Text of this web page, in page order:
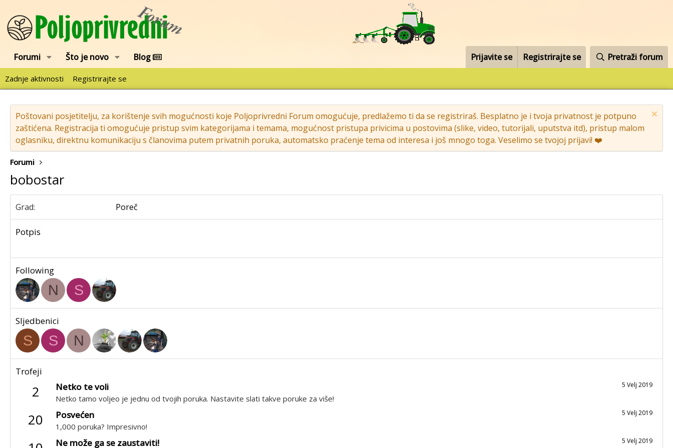
Forumi Što je novo Blog Prijavite se Registrirajte se Pretraži forum
Zadnje aktivnosti Registrirajte se
Poštovani posjetitelju, za korištenje svih mogućnosti koje Poljoprivredni Forum omogućuje, predlažemo ti da se registriraš. Besplatno je i tvoja privatnost je potpuno
zaštićena. Registracija ti omogućuje pristup svim kategorijama i temama, mogućnost pristupa privicima u postovima (slike, video, tutorijali, uputstva itd), pristup malom
oglasniku, direktnu komunikaciju s članovima putem privatnih poruka, automatsko praćenje tema od interesa i još mnogo toga. Veselimo se tvojoj prijavi! ❤️
Forumi
bobostar
Grad Poreč
Potpis
Following
N S
Sljedbenici
S S N
Trofeji
2 5 Velj 2019
Netko te voli
Netko tamo voljeo je jednu od tvojih poruka. Nastavite slati takve poruke za više!
20 5 Velj 2019
Posvećen
1,000 poruka? Impresivno!
5 Velj 2019
Ne može ga se zaustaviti!